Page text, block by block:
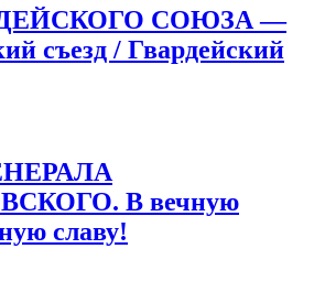
СОЮЗА —
съезд / Гвардейский
В вечную
славу!